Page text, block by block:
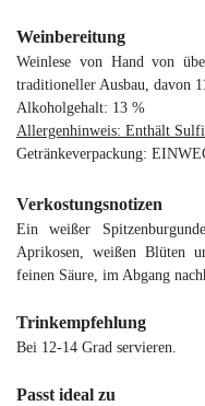
Weinbereitung
Weinlese von Hand von
traditioneller Ausbau, davon
Alkoholgehalt: 13 %
Allergenhinweis: Enthält
Getränkeverpackung:
Verkostungsnotizen
Ein weißer
Aprikosen, weißen Blüten
feinen Säure, im Abgang
Trinkempfehlung
Bei 12-14 Grad servieren.
Passt ideal zu